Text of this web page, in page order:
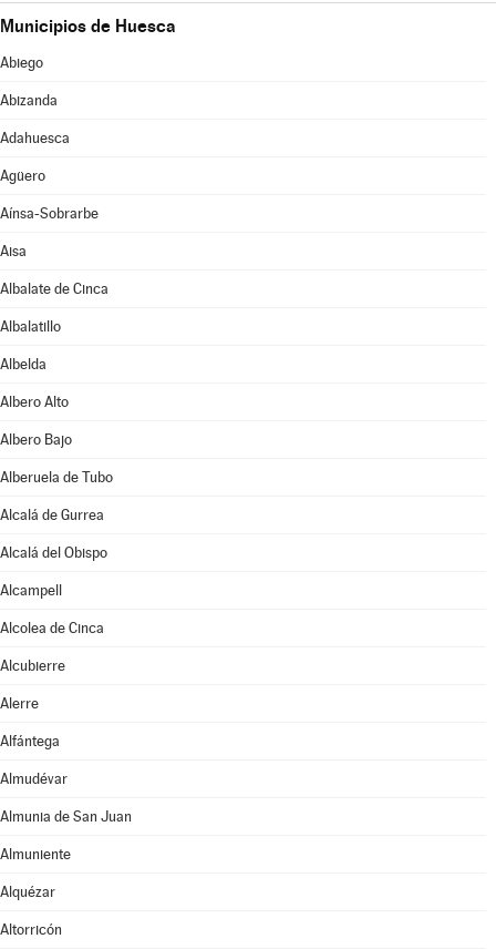
Municipios de Huesca
Abiego
Abizanda
Adahuesca
Agüero
Aínsa-Sobrarbe
Aisa
Albalate de Cinca
Albalatillo
Albelda
Albero Alto
Albero Bajo
Alberuela de Tubo
Alcalá de Gurrea
Alcalá del Obispo
Alcampell
Alcolea de Cinca
Alcubierre
Alerre
Alfántega
Almudévar
Almunia de San Juan
Almuniente
Alquézar
Altorricón